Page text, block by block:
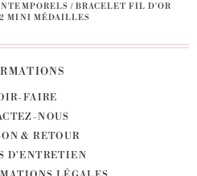
/ BRACELET FIL D'OR
MINI MÉDAILLES
FAIRE
NOUS
& RETOUR
D'ENTRETIEN